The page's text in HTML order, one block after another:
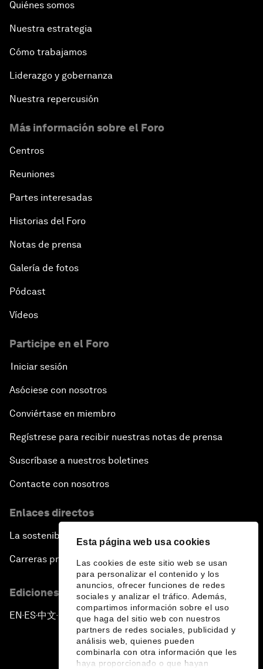
Esta página web usa cookies
Las cookies de este sitio web se usan
para personalizar el contenido y los
anuncios, ofrecer funciones de redes
sociales y analizar el tráfico. Además,
compartimos información sobre el uso
que haga del sitio web con nuestros
partners de redes sociales, publicidad y
análisis web, quienes pueden
combinarla con otra información que les
haya proporcionado o que hayan
Quiénes somos
Nuestra estrategia
Cómo trabajamos
Liderazgo y gobernanza
Nuestra repercusión
Más información sobre el Foro
Centros
Reuniones
Partes interesadas
Historias del Foro
Notas de prensa
Galería de fotos
Pódcast
Vídeos
Participe en el Foro
Iniciar sesión
Asóciese con nosotros
Conviértase en miembro
Regístrese para recibir nuestras notas de prensa
Suscríbase a nuestros boletines
Contacte con nosotros
Enlaces directos
La sostenibilidad en el Foro
Carreras profesionales
Ediciones en otros idiomas
EN ▪ES▪中文▪ 日本語